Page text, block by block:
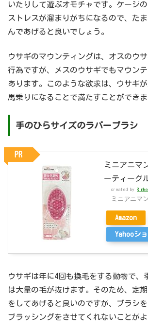
いたりして遊ぶオモチャです。ケージ
ストレスが溜まりがちになるので、た
んであげると良いでしょう。
ウサギのマウンティングは、オスのウ
行為ですが、メスのウサギでもマウン
あります。このような欲求は、ウサギ
馬乗りになることで満たすことができま
手のひらサイズのラバーブラシ
ミニアニマ
ーティーグ
created by
ミニアニマン
Amazon
Yahooシ
PR
ウサギは年に4回も換毛をする動物で、
は大量の毛が抜けます。そのため、定
をしてあげると良いのですが、ブラシ
ブラッシングをさせてくれないことがよ